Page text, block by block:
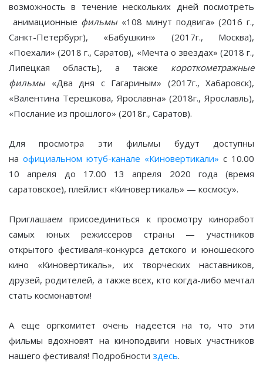
возможность в течение нескольких дней посмотреть
анимационные фильмы«108 минут подвига» (2016 г.,
Санкт-Петербург), «Бабушкин» (2017г., Москва),
«Поехали» (2018 г., Саратов), «Мечта о звездах» (2018 г.,
Липецкая область), а также короткометражные
фильмы«Два дня с Гагариным» (2017г., Хабаровск),
«Валентина Терешкова, Ярославна» (2018г., Ярославль),
«Послание из прошлого» (2018г., Саратов).
Для просмотра эти фильмы будут доступны
на официальном ютуб-канале «Киновертикали» с 10.00
10 апреля до 17.00 13 апреля 2020 года (время
саратовское), плейлист «Киновертикаль» — космосу».
Приглашаем присоединиться к просмотру киноработ
самых юных режиссеров страны — участников
открытого фестиваля-конкурса детского и юношеского
кино «Киновертикаль», их творческих наставников,
друзей, родителей, а также всех, кто когда-либо мечтал
стать космонавтом!
А еще оргкомитет очень надеется на то, что эти
фильмы вдохновят на киноподвиги новых участников
нашего фестиваля! Подробности здесь.